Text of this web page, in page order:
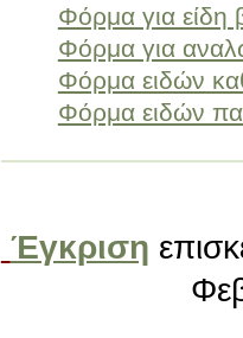
Φόρμα για είδη
Φόρμα για
Φόρμα ειδών
Φόρμα ειδών
Έγκριση